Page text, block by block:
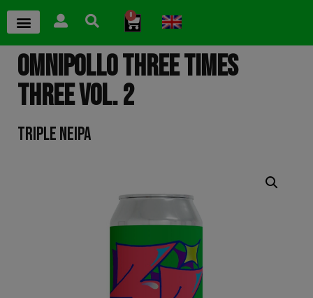
0
OMNIPOLLO THREE TIMES
THREE VOL. 2
TRIPLE NEIPA